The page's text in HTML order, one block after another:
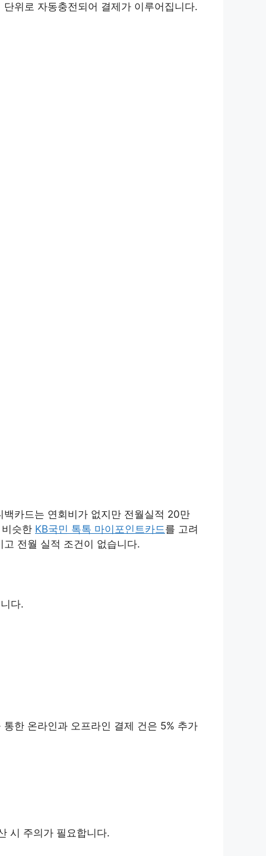
위로 자동충전되어 결제가 이루어집니다.
카드는 연회비가 없지만 전월실적 20만
슷한 KB국민 톡톡 마이포인트카드를 고려
전월 실적 조건이 없습니다.
다.
한 온라인과 오프라인 결제 건은 5% 추가
시 주의가 필요합니다.